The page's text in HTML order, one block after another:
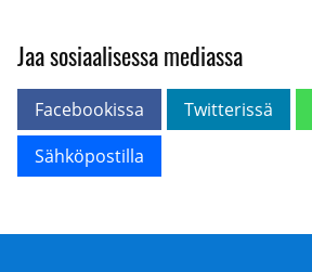
Jaa sosiaalisessa mediassa
Facebookissa Twitterissä
Sähköpostilla